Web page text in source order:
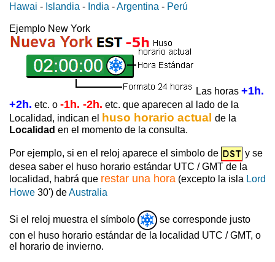
Hawai - Islandia - India -Argentina - Perú
Ejemplo New York
Las horas +1h.
+2h. etc. o -1h. -2h. etc. que aparecen al lado de la
Localidad, indican el
huso horario actual de la
Localidad en el momento de la consulta.
Por ejemplo, si en el reloj aparece el simbolo de
y se
desea saber el huso horario estándar UTC / GMT de la
localidad, habrá que restar una hora (excepto la isla Lord
Howe 30') deAustralia
Si el reloj muestra el símbolo
se corresponde justo
con el huso horario estándar de la localidad UTC / GMT, o
el horario de invierno.